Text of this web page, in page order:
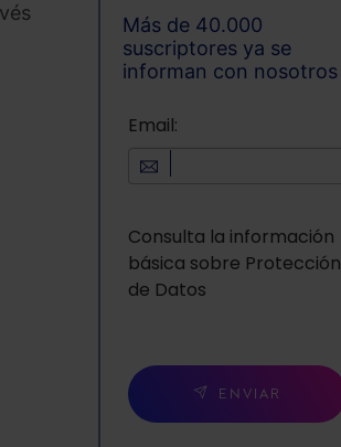
Más de 40.000
suscriptores ya se
informan con nosotros
Email:
Consulta la información
básica sobre Protección
de Datos
ENVIAR